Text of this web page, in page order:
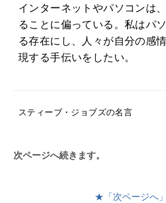
インターネットやパソコンは
ることに偏っている。私はパ
る存在にし、人々が自分の感
現する手伝いをしたい。
スティーブ・ジョブズの名言
次ページへ続きます。
★「次ページへ